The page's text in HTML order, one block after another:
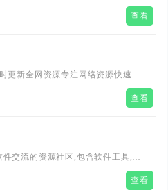
更多,我爱辅助网,吾爱破解论
吧线报网的详情,请多多关注我们。查看
更新全网资源专注网络资源快速收
国网络爱好者提供优志服务的平
查看
交流的资源社区,包含软件工具,技
戏,网站源码,福利资源等热门板块,
查看